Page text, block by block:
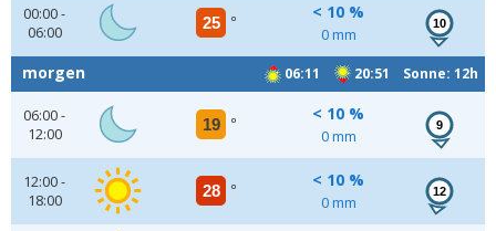
00:00 -
06:00
25 °
< 10 %
0 mm
10
06:11 20:51 Sonne: 12h
morgen
06:00 -
12:00
19 °
< 10 %
0 mm
9
12:00 -
18:00
28 °
< 10 %
0 mm
12